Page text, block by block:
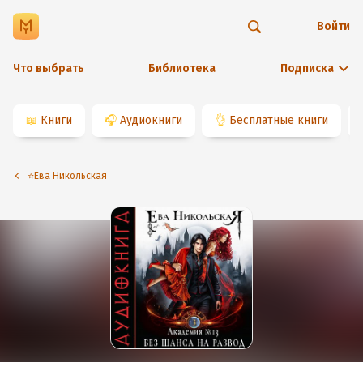
Что выбрать Библиотека Подписка
Войти
📖 Книги 🎧 Аудиокниги 👌 Бесплатные книги
⭐️Ева Никольская